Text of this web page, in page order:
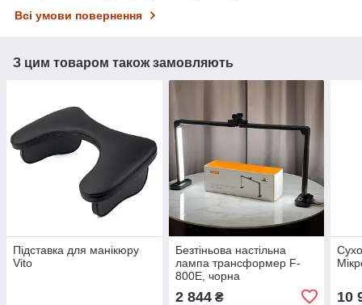
Всі умови повернення
З цим товаром також замовляють
Підставка для манікюру
Vito
Безтіньова настільна
лампа трансформер F-
800E, чорна
2 844₴ 10